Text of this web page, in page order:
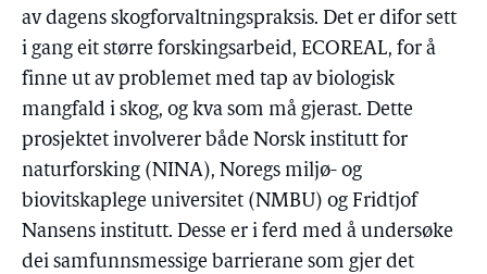
av dagens skogforvaltningspraksis. Det er difor sett
i gang eit større forskingsarbeid, ECOREAL, for å
finne ut av problemet med tap av biologisk
mangfald i skog, og kva som må gjerast. Dette
prosjektet involverer både Norsk institutt for
naturforsking (NINA), Noregs miljø- og
biovitskaplege universitet (NMBU) og Fridtjof
Nansens institutt. Desse er i ferd med å undersøke
dei samfunnsmessige barrierane som gjer det